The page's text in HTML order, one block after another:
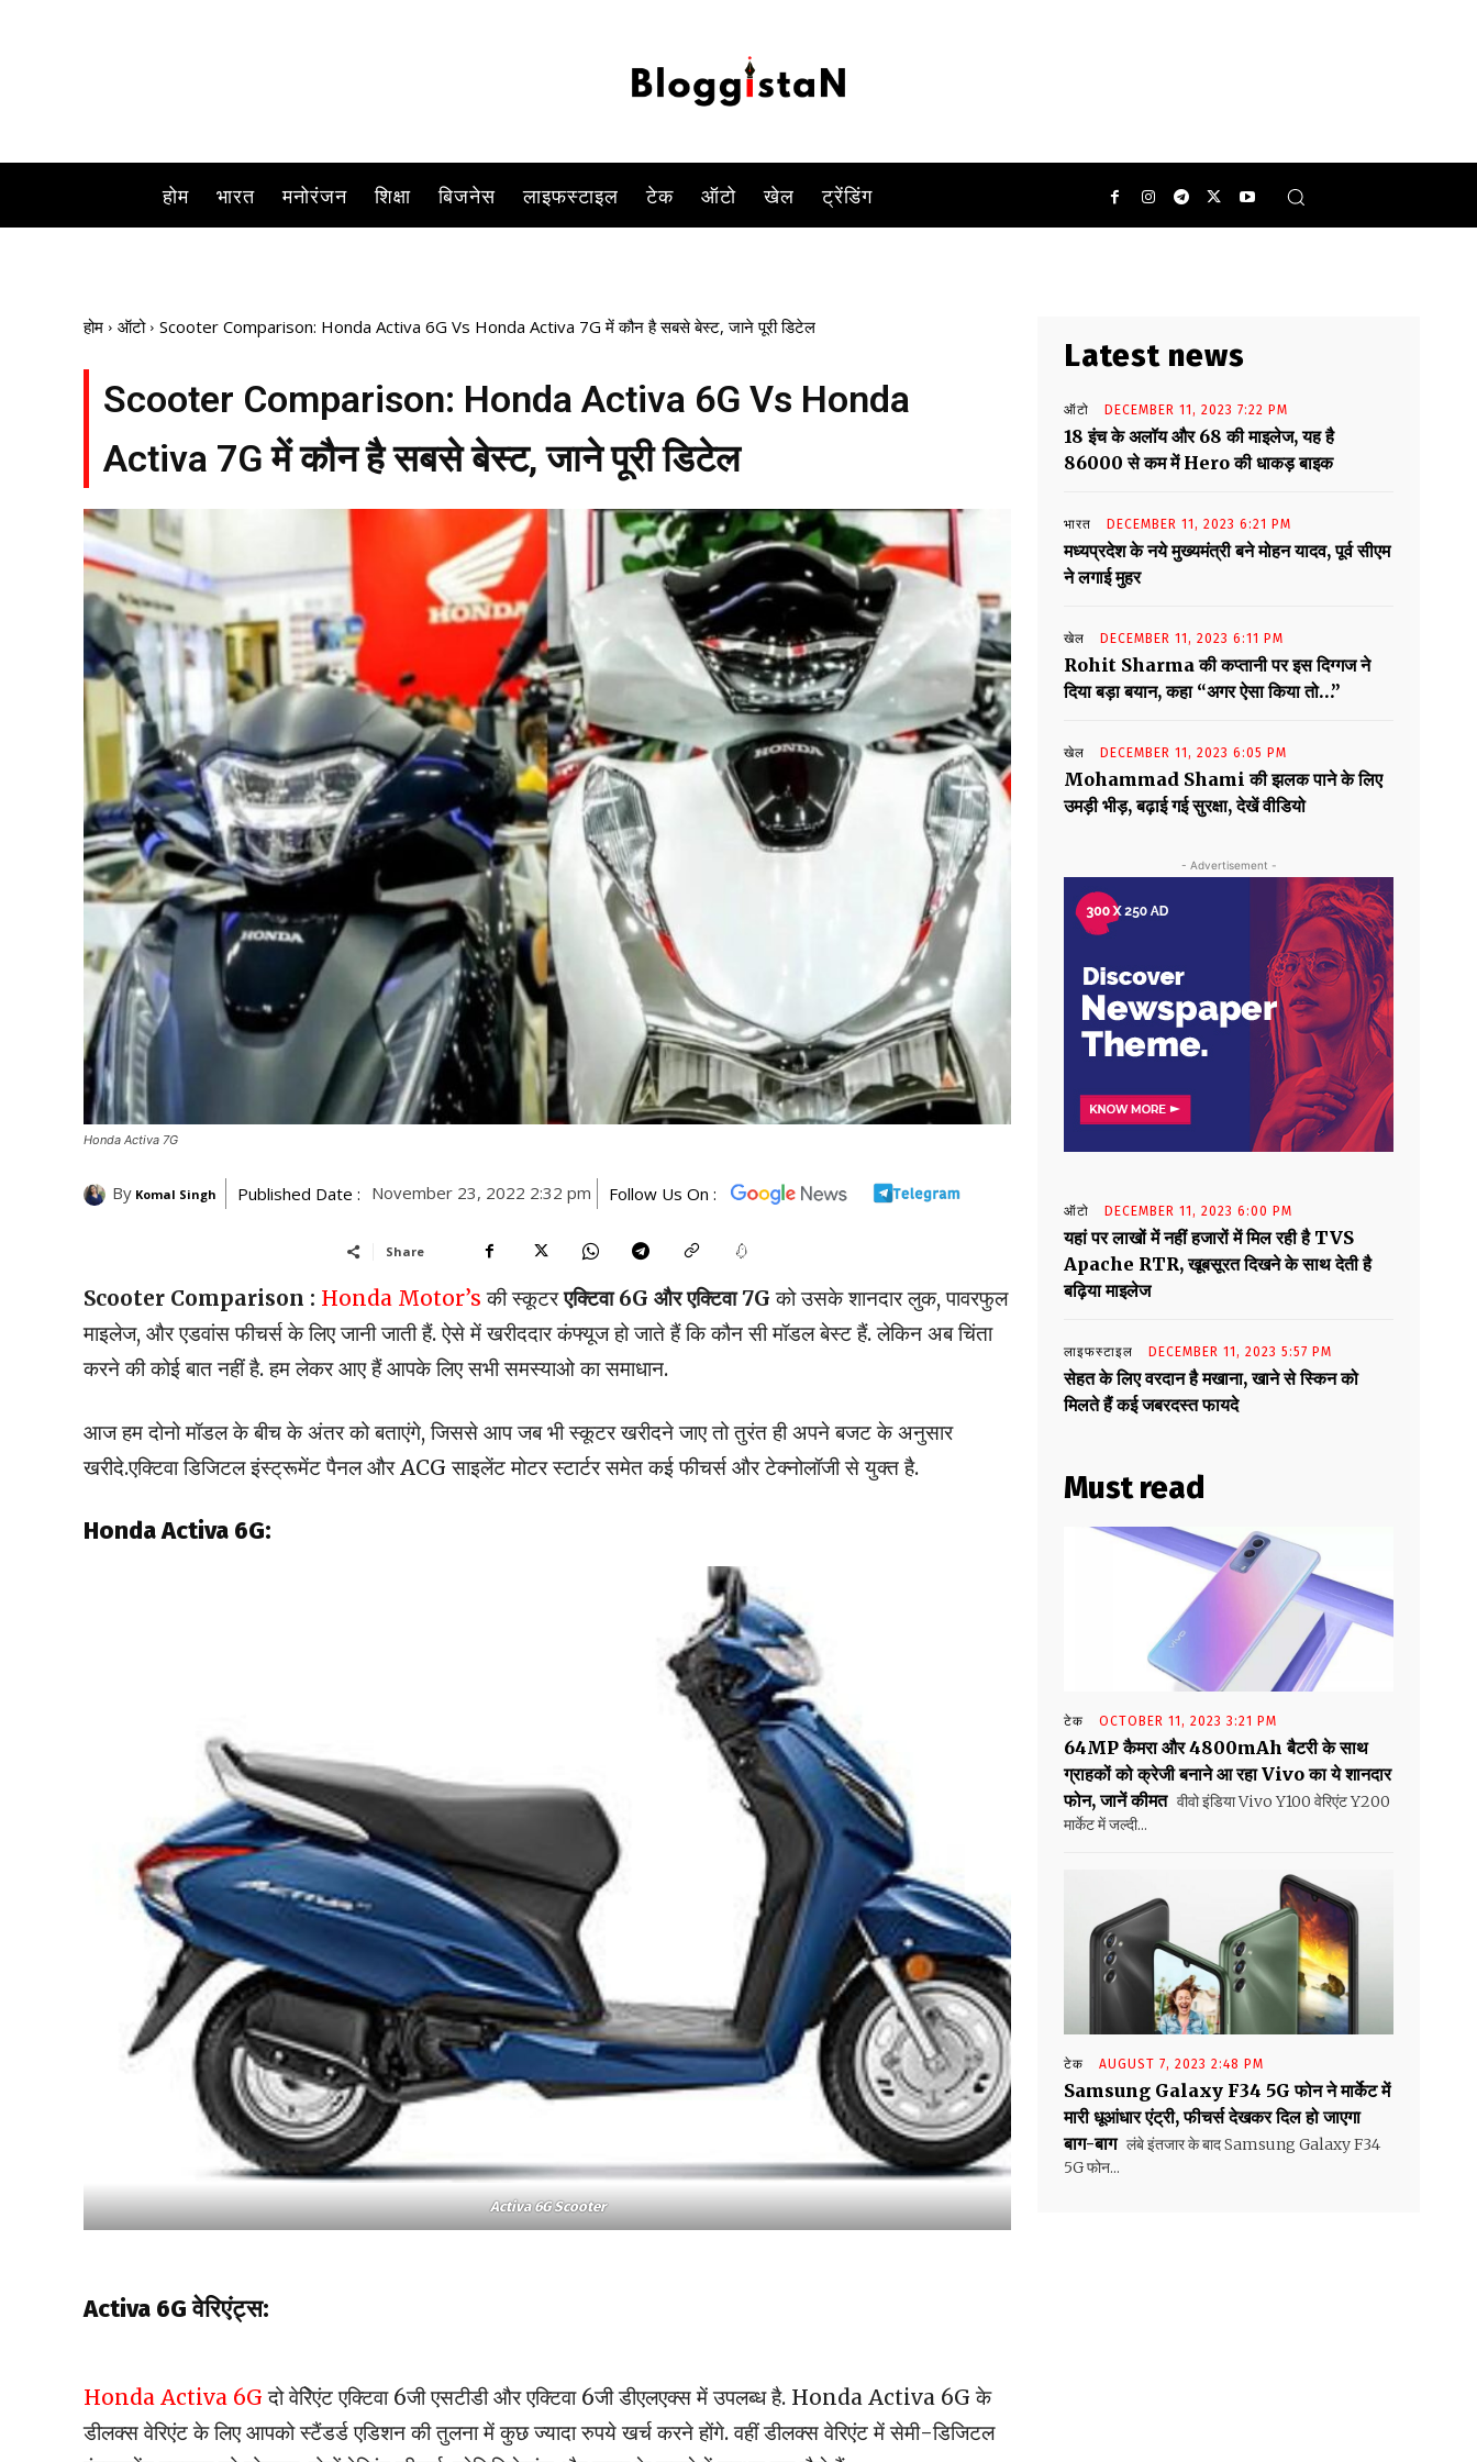
होम भारत मनोरंजन शिक्षा बिजनेस लाइफस्टाइल टेक ऑटो खेल ट्रेंडिंग
होम ऑटो Scooter Comparison: Honda Activa 6G Vs Honda Activa 7G में कौन है सबसे बेस्ट, जाने पूरी डिटेल
Scooter Comparison: Honda Activa 6G Vs Honda
Activa 7G में कौन है सबसे बेस्ट, जाने पूरी डिटेल
Honda Activa 7G
By Komal Singh Published Date : November 23, 2022 2:32 pm Follow Us On :
Share
Scooter Comparison : Honda Motor’s की स्कूटरएक्टिवा 6G और एक्टिवा 7Gको उसके शानदार लुक, पावरफुल
माइलेज, और एडवांस फीचर्स के लिए जानी जाती हैं. ऐसे में खरीददार कंफ्यूज हो जाते हैं कि कौन सी मॉडल बेस्ट हैं. लेकिन अब चिंता
करने की कोई बात नहीं है. हम लेकर आए हैं आपके लिए सभी समस्याओ का समाधान.
आज हम दोनो मॉडल के बीच के अंतर को बताएंगे, जिससे आप जब भी स्कूटर खरीदने जाए तो तुरंत ही अपने बजट के अनुसार
खरीदे.एक्टिवा डिजिटल इंस्ट्रूमेंट पैनल और ACG साइलेंट मोटर स्टार्टर समेत कई फीचर्स और टेक्नोलॉजी से युक्त है.
Honda Activa 6G:
Activa 6G Scooter
Activa 6G वेरिएंट्स:
Honda Activa 6G दो वेरिेएंट एक्टिवा 6जी एसटीडी और एक्टिवा 6जी डीएलएक्स में उपलब्ध है. Honda Activa 6G के
डीलक्स वेरिएंट के लिए आपको स्टैंडर्ड एडिशन की तुलना में कुछ ज्यादा रुपये खर्च करने होंगे. वहीं डीलक्स वेरिएंट में सेमी-डिजिटल
Latest news
ऑटो DECEMBER 11, 2023 7:22 PM
18 इंच के अलॉय और 68 की माइलेज, यह है
86000 से कम में Hero की धाकड़ बाइक
भारत DECEMBER 11, 2023 6:21 PM
मध्यप्रदेश के नये मुख्यमंत्री बने मोहन यादव, पूर्व सीएम
ने लगाई मुहर
खेल DECEMBER 11, 2023 6:11 PM
Rohit Sharma की कप्तानी पर इस दिग्गज ने
दिया बड़ा बयान, कहा “अगर ऐसा किया तो…”
खेल DECEMBER 11, 2023 6:05 PM
Mohammad Shami की झलक पाने के लिए
उमड़ी भीड़, बढ़ाई गई सुरक्षा, देखें वीडियो
- Advertisement -
ऑटो DECEMBER 11, 2023 6:00 PM
यहां पर लाखों में नहीं हजारों में मिल रही है TVS
Apache RTR, खूबसूरत दिखने के साथ देती है
बढ़िया माइलेज
लाइफस्टाइल DECEMBER 11, 2023 5:57 PM
सेहत के लिए वरदान है मखाना, खाने से स्किन को
मिलते हैं कई जबरदस्त फायदे
Must read
टेक OCTOBER 11, 2023 3:21 PM
64MP कैमरा और 4800mAh बैटरी के साथ
ग्राहकों को क्रेजी बनाने आ रहा Vivo का ये शानदार
फोन, जानें कीमत वीवो इंडिया Vivo Y100 वेरिएंट Y200
मार्केट में जल्दी...
टेक AUGUST 7, 2023 2:48 PM
Samsung Galaxy F34 5G फोन ने मार्केट में
मारी धूआंधार एंट्री, फीचर्स देखकर दिल हो जाएगा
बाग-बाग लंबे इंतजार के बाद Samsung Galaxy F34
5G फोन...